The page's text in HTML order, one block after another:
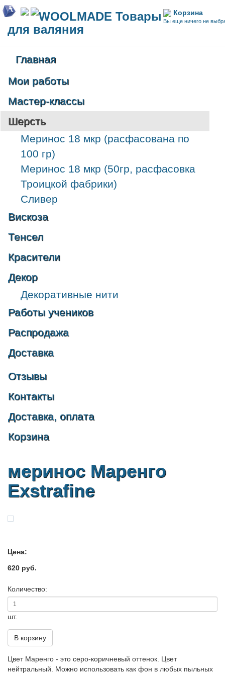
Корзина
Вы еще ничего не
WOOLMADE Товары
для валяния
Главная
Мои работы
Мастер-классы
Шерсть
Меринос 18 мкр (расфасована по
100 гр)
Меринос 18 мкр (50гр, расфасовка
Троицкой фабрики)
Сливер
Вискоза
Тенсел
Красители
Декор
Декоративные нити
Работы учеников
Распродажа
Доставка
Отзывы
Контакты
Доставка, оплата
Корзина
меринос Маренго
Exstrafine
Цена:
620 руб.
Количество:
шт.
В корзину
Цвет Маренго - это серо-коричневый оттенок. Цвет
нейтральный. Можно использовать как фон в любых пыльных